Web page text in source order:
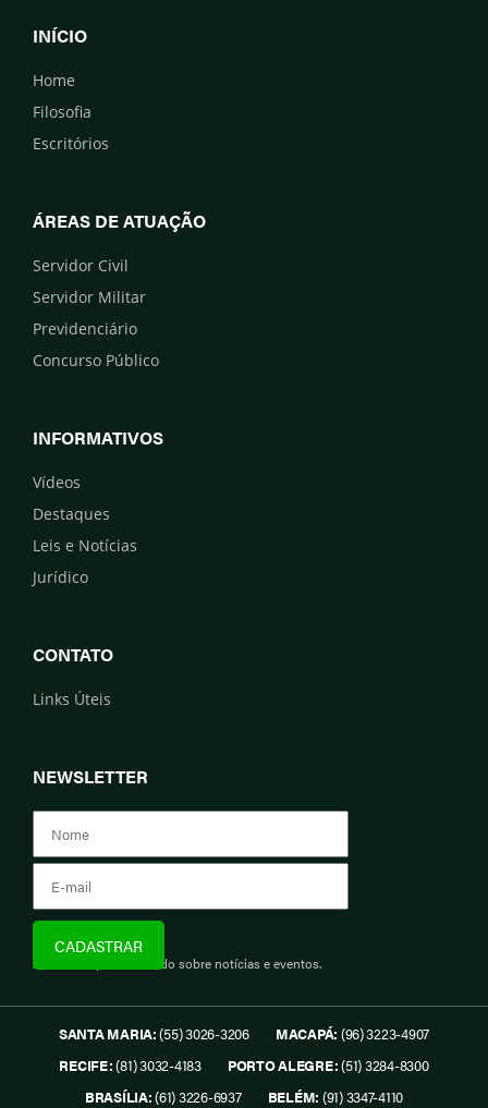
INÍCIO
Home
Filosofia
Escritórios
ÁREAS DE ATUAÇÃO
Servidor Civil
Servidor Militar
Previdenciário
Concurso Público
INFORMATIVOS
Vídeos
Destaques
Leis e Notícias
Jurídico
CONTATO
Links Úteis
NEWSLETTER
Assine e fique informado sobre notícias e eventos.
SANTA MARIA:(55) 3026-3206 MACAPÁ: (96) 3223-4907
RECIFE:(81) 3032-4183 PORTO ALEGRE:(51) 3284-8300
BRASÍLIA:(61) 3226-6937 BELÉM: (91) 3347-4110